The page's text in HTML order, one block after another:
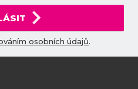
osobních údajů.